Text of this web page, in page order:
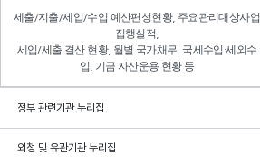
세출/지출/세입/수입 예산편성현황, 주요관리대상사업
집행실적,
세입/세출 결산 현황, 월별 국가채무, 국세수입·세외수
입, 기금 자산운용 현황 등
정부 관련기관 누리집
외청 및 유관기관 누리집